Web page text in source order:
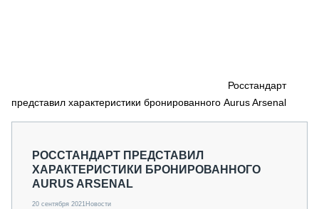
СПЕЦПРОЕКТЫ
О ПРОЕКТЕ
Росстандарт
представил характеристики бронированного Aurus Arsenal
РОССТАНДАРТ ПРЕДСТАВИЛ
ХАРАКТЕРИСТИКИ БРОНИРОВАННОГО
AURUS ARSENAL
20 сентября 2021Новости